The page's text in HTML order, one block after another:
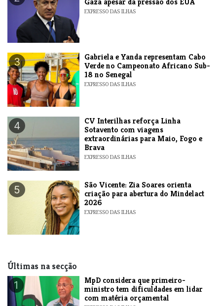
EXPRESSO DAS ILHAS
3
Gabriela e Yanda representam Cabo
Verde no Campeonato Africano Sub-
18 no Senegal
EXPRESSO DAS ILHAS
4
​CV Interilhas reforça Linha
Sotavento com viagens
extraordinárias para Maio, Fogo e
Brava
EXPRESSO DAS ILHAS
5
São Vicente: Zia Soares orienta
criação para abertura do Mindelact
2026
EXPRESSO DAS ILHAS
Últimas na secção
1
MpD considera que primeiro-
ministro tem dificuldades em lidar
com matéria orçamental